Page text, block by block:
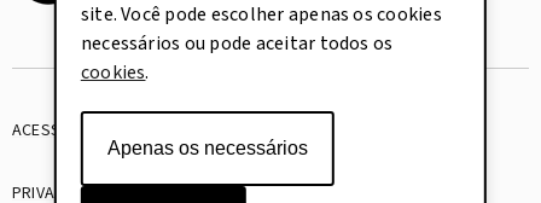
site. Você pode escolher apenas os cookies
necessários ou pode aceitar todos os
cookies.
Apenas os necessários
ACESSIBILIDADE
PRIVACIDADE COOKIES